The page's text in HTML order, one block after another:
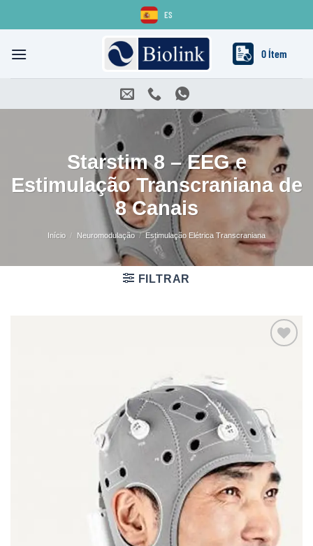
ES
0 Ítem
Starstim 8 – EEG e
Estimulação Transcraniana de
8 Canais
Início / Neuromodulação / Estimulação Elétrica Transcraniana
FILTRAR